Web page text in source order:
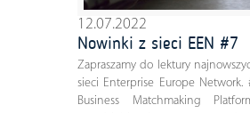
12.07.2022
Nowinki z sieci EEN #7
Zapraszamy do lektury
sieci Enterprise Europe Network.
Business Matchmaking